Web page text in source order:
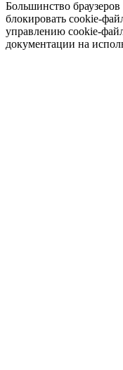
Большинство
блокировать cookie-
управлению cookie-
документации на